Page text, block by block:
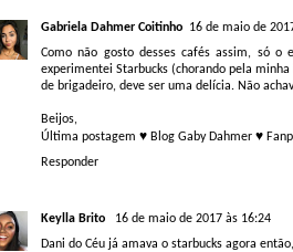
Gabriela Dahmer Coitinho 16 de maio de
Como não gosto desses cafés assim, só o
experimentei Starbucks (chorando pela
de brigadeiro, deve ser uma delícia. Não
Beijos,
Última postagem ♥ Blog Gaby Dahmer ♥
Responder
Keylla Brito
16 de maio de 2017 às 16:24
Dani do Céu já amava o starbucks agora